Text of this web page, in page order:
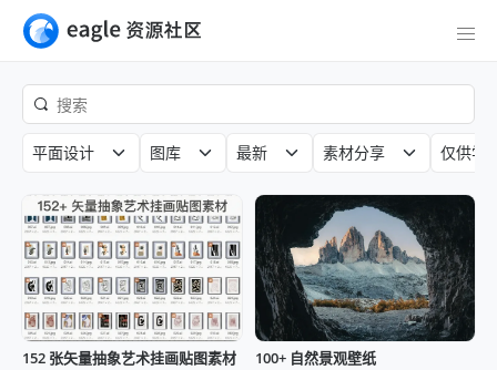
平面设计 图库 最新 素材分享 仅供学
152 张矢量抽象艺术挂画贴图素材 100+ 自然景观壁纸